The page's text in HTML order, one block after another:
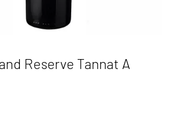
Reserve Tannat A